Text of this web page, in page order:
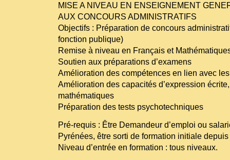
MISE A NIVEAU EN ENSEIGNEMENT
AUX CONCOURS ADMINISTRATIFS
Objectifs : Préparation de concours
fonction publique)
Remise à niveau en Français et
Soutien aux préparations d’examens
Amélioration des compétences en lien avec
Amélioration des capacités d’expression
mathématiques
Préparation des tests psychotechniques
Pré-requis : Être Demandeur d’emploi ou
Pyrénées, être sorti de formation initiale depuis
Niveau d’entrée en formation : tous niveaux.